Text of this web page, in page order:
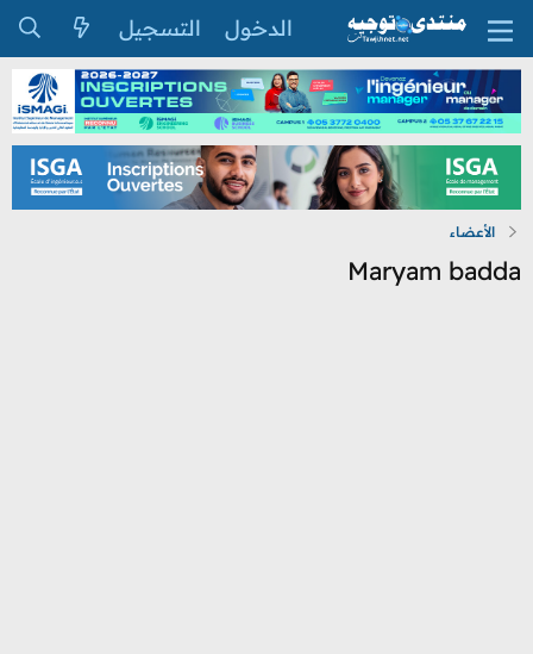
الدخول التسجيل
الأعضاء
Maryam badda